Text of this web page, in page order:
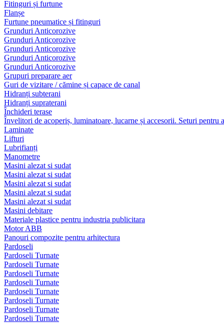
Fitinguri și furtune
Flanșe
Furtune pneumatice și fitinguri
Grunduri Anticorozive
Grunduri Anticorozive
Grunduri Anticorozive
Grunduri Anticorozive
Grunduri Anticorozive
Grupuri preparare aer
Guri de vizitare / cămine și capace de canal
Hidranți subterani
Hidranți supraterani
Închideri terase
Învelitori de acoperiș, luminatoare, lucarne și accesorii. Seturi pentru
Laminate
Lifturi
Lubrifianți
Manometre
Masini alezat si sudat
Masini alezat si sudat
Masini alezat si sudat
Masini alezat si sudat
Masini alezat si sudat
Masini debitare
Materiale plastice pentru industria publicitara
Motor ABB
Panouri compozite pentru arhitectura
Pardoseli
Pardoseli Turnate
Pardoseli Turnate
Pardoseli Turnate
Pardoseli Turnate
Pardoseli Turnate
Pardoseli Turnate
Pardoseli Turnate
Pardoseli Turnate